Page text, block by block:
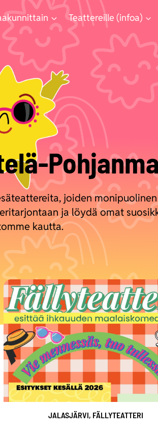
Teattereille (infoa)
joiden
ja löydä omat
kautta.
JALASJÄRVI, FÄLLYTEATTERI